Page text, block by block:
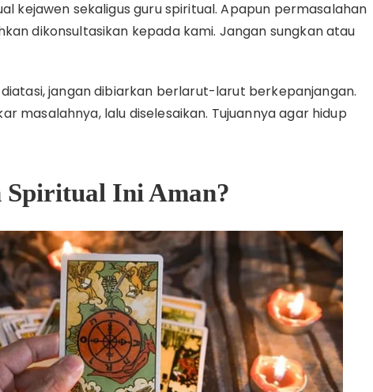
kejawen sekaligus guru spiritual. Apapun permasalahan
dikonsultasikan kepada kami. Jangan sungkan atau
jangan dibiarkan berlarut-larut berkepanjangan.
masalahnya, lalu diselesaikan. Tujuannya agar hidup
Ini Aman?